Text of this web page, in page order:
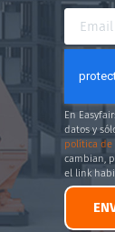
En
datos y
política de
cambian,
el link